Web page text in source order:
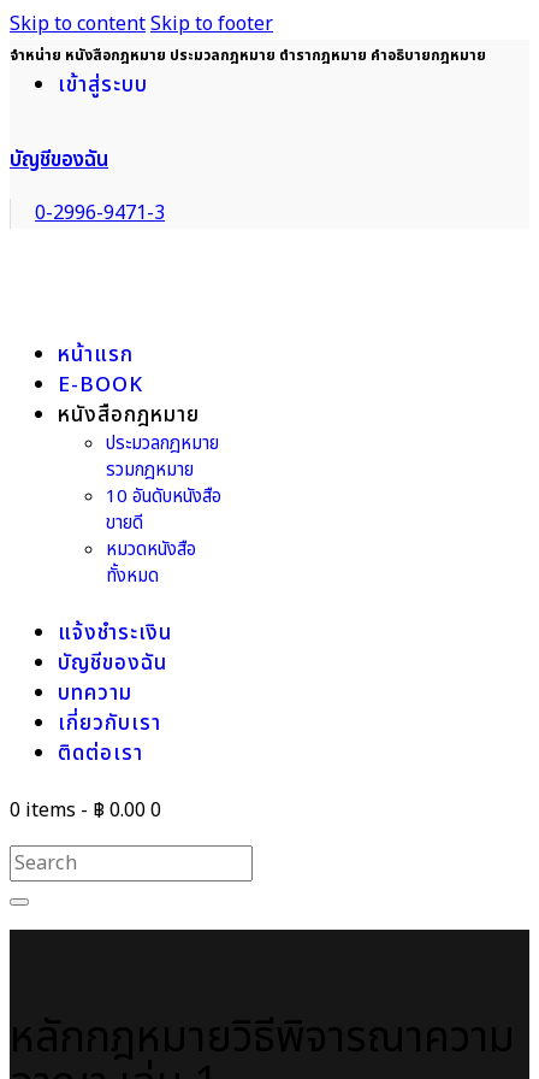
Skip to contentSkip to footer
จำหน่าย หนังสือกฎหมาย ประมวลกฎหมาย ตำรากฎหมาย คำอธิบายกฎหมาย
เข้าสู่ระบบ
บัญชีของฉัน
0-2996-9471-3
หน้าแรก
E-BOOK
หนังสือกฎหมาย
ประมวลกฎหมาย
รวมกฎหมาย
10 อันดับหนังสือ
ขายดี
หมวดหนังสือ
ทั้งหมด
แจ้งชำระเงิน
บัญชีของฉัน
บทความ
เกี่ยวกับเรา
ติดต่อเรา
0 items - ฿ 0.000